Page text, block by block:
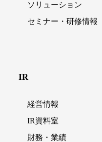
ソリューション
セミナー・研修情報
IR
経営情報
IR資料室
財務・業績